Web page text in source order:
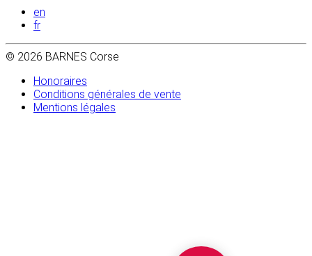
en
fr
© 2026 BARNES Corse
Honoraires
Conditions générales de vente
Mentions légales